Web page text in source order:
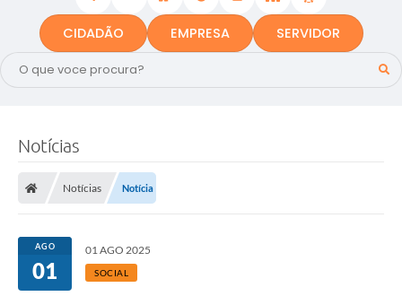
CIDADÃO EMPRESA SERVIDOR
Notícias
Notícias Notícia
AGO
01
01 AGO 2025
SOCIAL